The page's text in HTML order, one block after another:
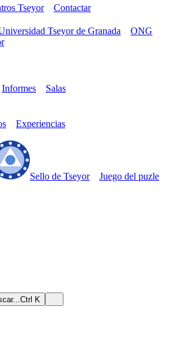
Tseyor
Contactar
Tseyor de Granada
ONG
Informes
Salas
Experiencias
Sello de Tseyor
Juego del puzle
Ctrl K